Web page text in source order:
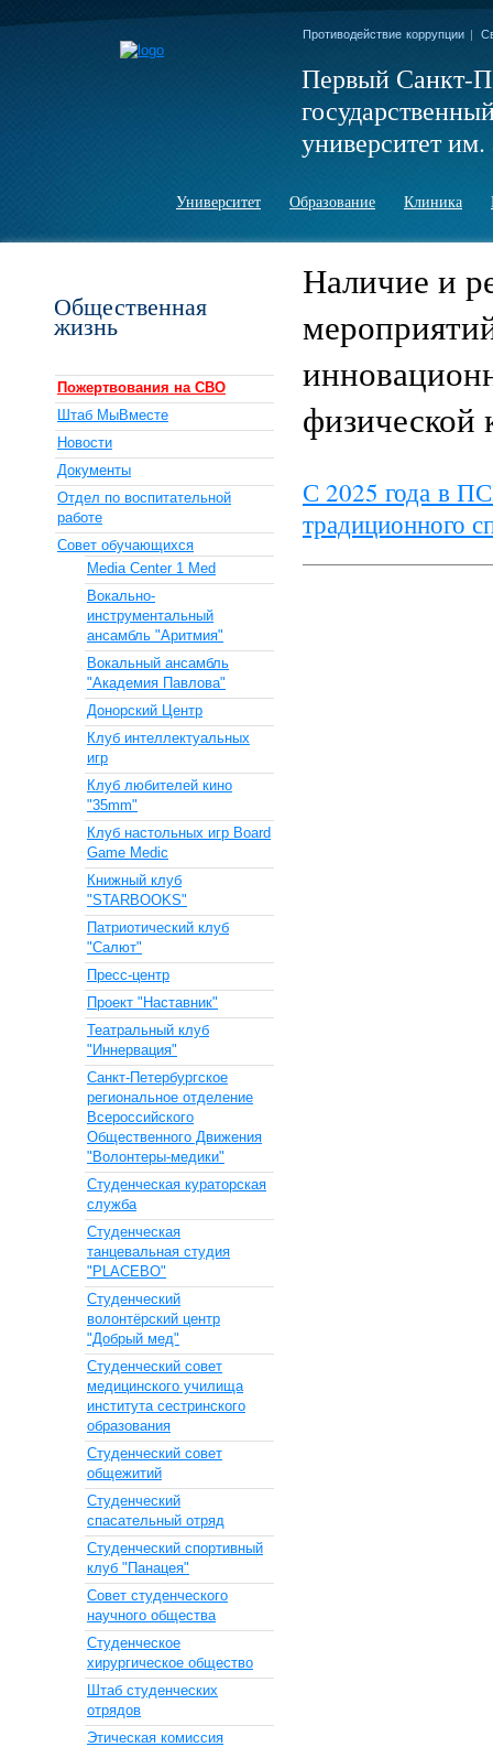
Противодействие коррупции |
Первый Санкт-
университет
Университет Образование Клиника
Наличие и
физической
С 2025 года в
традиционного
Общественная
жизнь
Пожертвования на СВО
Штаб МыВместе
Новости
Документы
Отдел по воспитательной
работе
Совет обучающихся
Media Center 1 Med
Вокально-
инструментальный
ансамбль "Аритмия"
Вокальный ансамбль
"Академия Павлова"
Донорский Центр
Клуб интеллектуальных
игр
Клуб любителей кино
"35mm"
Клуб настольных игр Board
Game Medic
Книжный клуб
"STARBOOKS"
Патриотический клуб
"Салют"
Пресс-центр
Проект "Наставник"
Театральный клуб
"Иннервация"
Санкт-Петербургское
региональное отделение
Всероссийского
Общественного Движения
"Волонтеры-медики"
Cтуденческая кураторская
служба
Студенческая
танцевальная студия
"PLACEBO"
Студенческий
волонтёрский центр
"Добрый мед"
Студенческий совет
медицинского училища
института сестринского
образования
Студенческий совет
общежитий
Студенческий
спасательный отряд
Студенческий спортивный
клуб "Панацея"
Совет студенческого
научного общества
Студенческое
хирургическое общество
Штаб студенческих
отрядов
Этическая комиссия